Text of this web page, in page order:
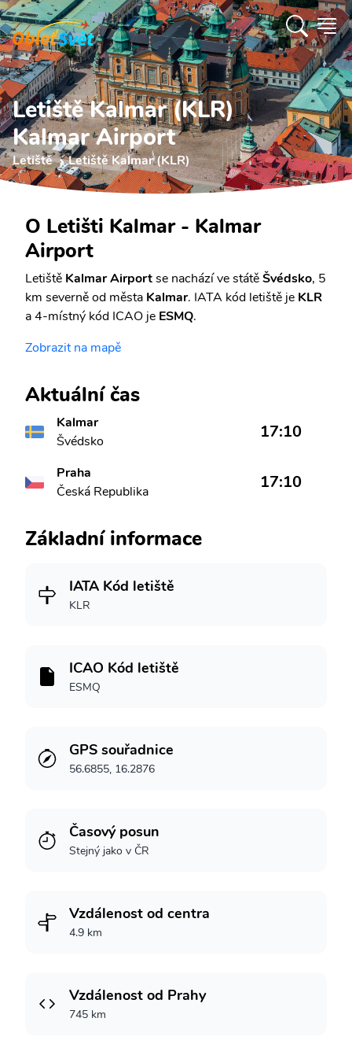
Letiště Kalmar (KLR)
Kalmar Airport
Letiště Letiště Kalmar (KLR)
O Letišti Kalmar - Kalmar
Airport
Letiště Kalmar Airportse nachází ve státěŠvédsko, 5
km severně od města Kalmar. IATA kód letiště je KLR
a 4-místný kód ICAO je ESMQ.
Zobrazit na mapě
Aktuální čas
Kalmar
Švédsko
17:10
Praha
Česká Republika
17:10
Základní informace
IATA Kód letiště
KLR
ICAO Kód letiště
ESMQ
GPS souřadnice
56.6855, 16.2876
Časový posun
Stejný jako v ČR
Vzdálenost od centra
4.9 km
Vzdálenost od Prahy
745 km